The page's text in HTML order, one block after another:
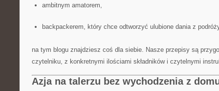
ambitnym amatorem,
backpackerem, który chce odtworzyć ulubione dania z
na tym blogu znajdziesz coś dla siebie. Nasze przepisy są
czytelniku, z konkretnymi ilościami składników i czytelnymi
Azja na talerzu bez wychodzenia z